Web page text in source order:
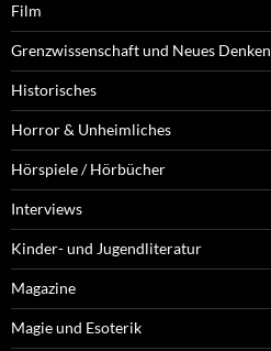
Film
Grenzwissenschaft und Neues Denken
Historisches
Horror & Unheimliches
Hörspiele / Hörbücher
Interviews
Kinder- und Jugendliteratur
Magazine
Magie und Esoterik